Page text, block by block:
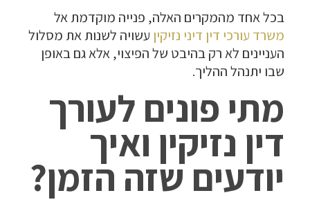
בכל אחד מהמקרים האלה, פנייה מוקדמת אל
משרד עורכי דין דיני נזיקין עשויה לשנות את מסלול
העניינים לא רק בהיבט של הפיצוי, אלא גם באופן
שבו יתנהל ההליך.
מתי פונים לעורך
דין נזיקין ואיך
יודעים שזה הזמן?